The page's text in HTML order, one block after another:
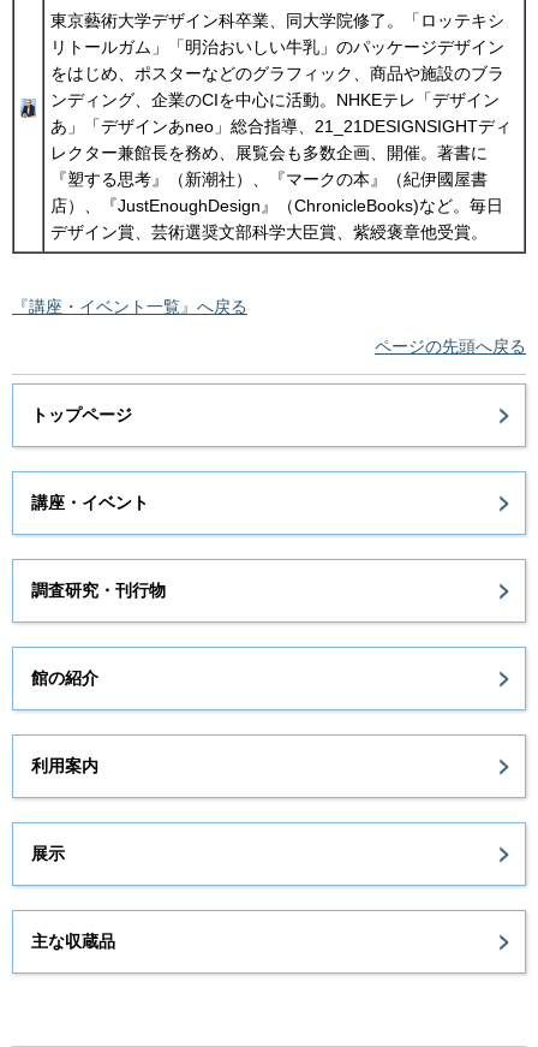
東京藝術大学デザイン科卒業、同大学院修了。「ロッテキシ
リトールガム」「明治おいしい牛乳」のパッケージデザイン
をはじめ、ポスターなどのグラフィック、商品や施設のブラ
ンディング、企業のCIを中心に活動。NHKEテレ「デザイン
あ」「デザインあneo」総合指導、21_21DESIGNSIGHTディ
レクター兼館長を務め、展覧会も多数企画、開催。著書に
『塑する思考』（新潮社）、『マークの本』（紀伊國屋書
店）、『JustEnoughDesign』（ChronicleBooks)など。毎日
デザイン賞、芸術選奨文部科学大臣賞、紫綬褒章他受賞。
『講座・イベント一覧』へ戻る
ページの先頭へ戻る
トップページ
講座・イベント
調査研究・刊行物
館の紹介
利用案内
展示
主な収蔵品